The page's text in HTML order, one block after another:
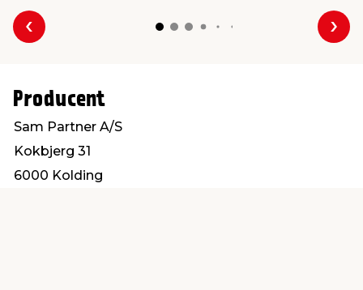
Forrige
Producent
Sam Partner A/S
Kokbjerg 31
6000 Kolding